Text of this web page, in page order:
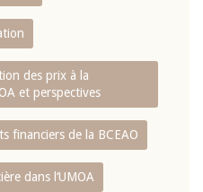
des prix à la
et perspectives
financiers de la BCEAO
dans l‘UMOA